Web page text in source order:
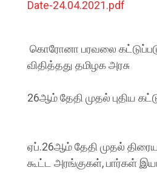
Date-24.04.2021.pdf
கொரோனா பரவலை
விதித்தது தமிழக அரசு
26ஆம் தேதி முதல் புதிய
ஏப்.26ஆம் தேதி முதல்
கூட்ட அரங்குகள், பார்கள்